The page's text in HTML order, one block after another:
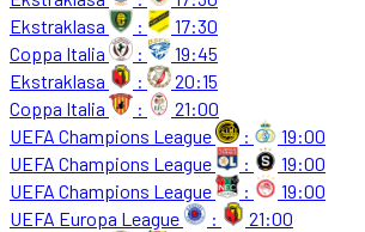
Ekstraklasa
:
17:30
Coppa Italia
:
19:45
Ekstraklasa
:
20:15
Coppa Italia
:
21:00
UEFA Champions League
:
19:00
UEFA Champions League
:
19:00
UEFA Champions League
:
19:00
UEFA Europa League
:
21:00